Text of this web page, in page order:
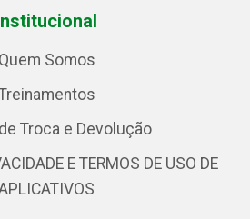
Quem Somos
Troca e Devolução
E TERMOS DE USO DE